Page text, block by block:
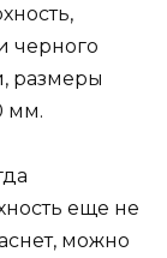
черного
размеры
мм.
еще не
можно